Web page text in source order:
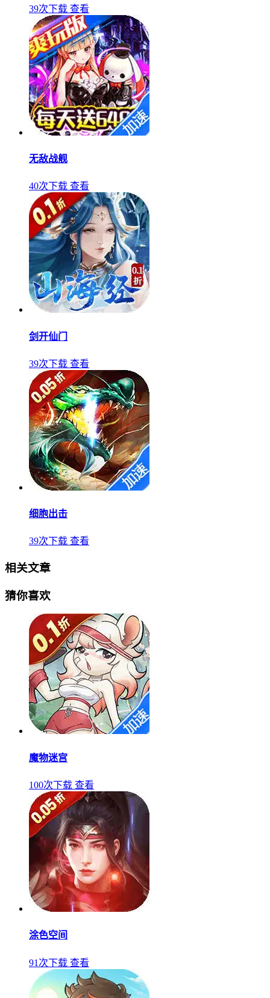
39次下载 查看
无敌战舰
40次下载 查看
剑开仙门
39次下载 查看
细胞出击
39次下载 查看
相关文章
猜你喜欢
魔物迷宫
100次下载 查看
涂色空间
91次下载 查看